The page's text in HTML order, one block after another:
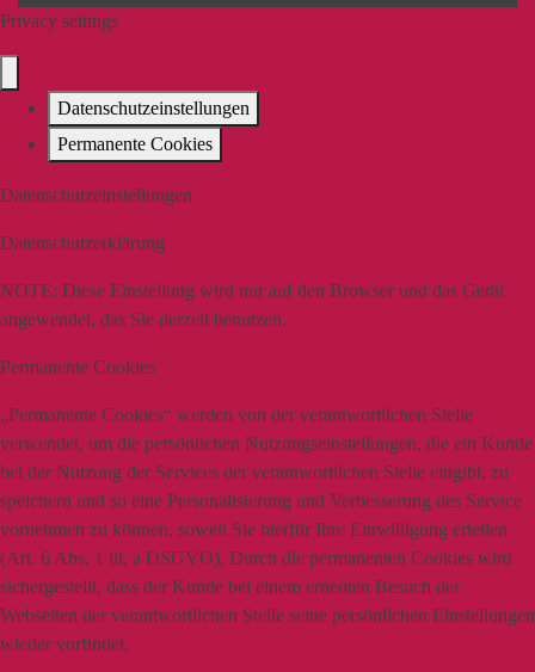
Privacy settings
Datenschutzeinstellungen
Permanente Cookies
Datenschutzeinstellungen
Datenschutzerklärung
NOTE: Diese Einstellung wird nur auf den Browser und das Gerät
angewendet, das Sie derzeit benutzen.
Permanente Cookies
„Permanente Cookies“ werden von der verantwortlichen Stelle
verwendet, um die persönlichen Nutzungseinstellungen, die ein Kunde
bei der Nutzung der Services der verantwortlichen Stelle eingibt, zu
speichern und so eine Personalisierung und Verbesserung des Service
vornehmen zu können, soweit Sie hierfür Ihre Einwilligung erteilen
(Art. 6 Abs. 1 lit. a DSGVO). Durch die permanenten Cookies wird
sichergestellt, dass der Kunde bei einem erneuten Besuch der
Webseiten der verantwortlichen Stelle seine persönlichen Einstellungen
wieder vorfindet.